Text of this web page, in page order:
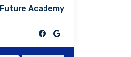
Future Academy